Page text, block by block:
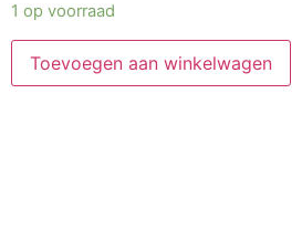
1 op voorraad
Toevoegen aan winkelwagen